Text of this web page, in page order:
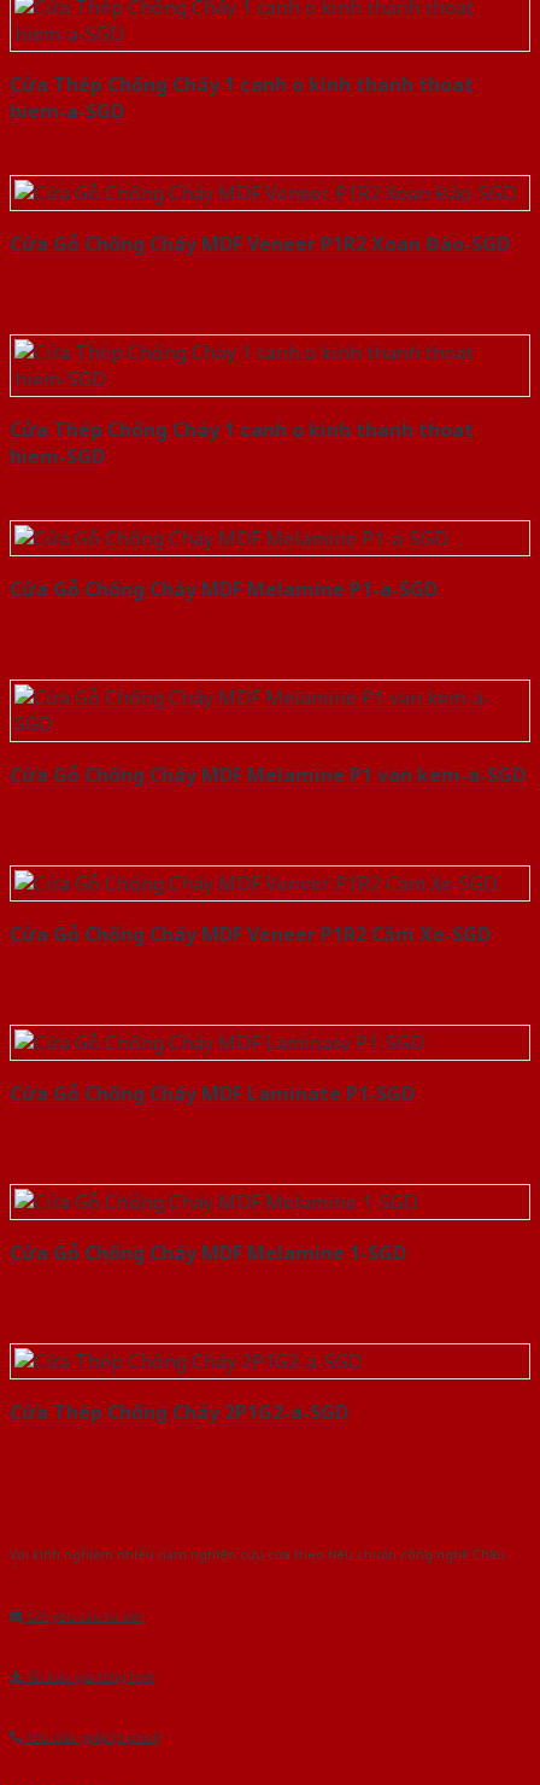
Cửa Thép Chống Cháy 1 canh o kinh thanh thoat
hiem-a-SGD
Cửa Gỗ Chống Cháy MDF Veneer P1R2 Xoan Đào-SGD
Cửa Thép Chống Cháy 1 canh o kinh thanh thoat
hiem-SGD
Cửa Gỗ Chống Cháy MDF Melamine P1-a-SGD
Cửa Gỗ Chống Cháy MDF Melamine P1 van kem-a-SGD
Cửa Gỗ Chống Cháy MDF Veneer P1R2 Căm Xe-SGD
Cửa Gỗ Chống Cháy MDF Laminate P1-SGD
Cửa Gỗ Chống Cháy MDF Melamine 1-SGD
Cửa Thép Chống Cháy 2P1G2-a-SGD
Với kinh nghiệm nhiêu năm nghiên cứu cửa theo tiêu chuẩn công nghệ Châu
Gửi yêu cầu tư vấn
Tải báo giá tổng hợp
Yêu cầu gọi lại (3 phút)